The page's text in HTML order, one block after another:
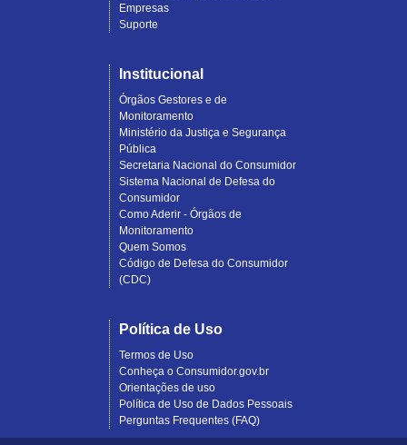
Empresas
Suporte
Institucional
Órgãos Gestores e de
Monitoramento
Ministério da Justiça e Segurança
Pública
Secretaria Nacional do Consumidor
Sistema Nacional de Defesa do
Consumidor
Como Aderir - Órgãos de
Monitoramento
Quem Somos
Código de Defesa do Consumidor
(CDC)
Política de Uso
Termos de Uso
Conheça o Consumidor.gov.br
Orientações de uso
Política de Uso de Dados Pessoais
Perguntas Frequentes (FAQ)